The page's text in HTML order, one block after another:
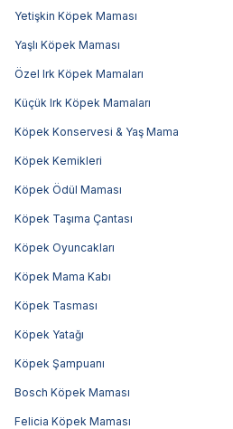
Yetişkin Köpek Maması
Yaşlı Köpek Maması
Özel Irk Köpek Mamaları
Küçük Irk Köpek Mamaları
Köpek Konservesi & Yaş Mama
Köpek Kemikleri
Köpek Ödül Maması
Köpek Taşıma Çantası
Köpek Oyuncakları
Köpek Mama Kabı
Köpek Tasması
Köpek Yatağı
Köpek Şampuanı
Bosch Köpek Maması
Felicia Köpek Maması